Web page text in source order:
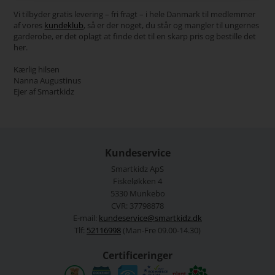
Vi tilbyder gratis levering – fri fragt – i hele Danmark til medlemmer
af vores kundeklub, så er der noget, du står og mangler til ungernes
garderobe, er det oplagt at finde det til en skarp pris og bestille det
her.
Kærlig hilsen
Nanna Augustinus
Ejer af Smartkidz
Kundeservice
Smartkidz ApS
Fiskeløkken 4
5330 Munkebo
CVR: 37798878
E-mail: kundeservice@smartkidz.dk
Tlf: 52116998 (Man-Fre 09.00-14.30)
Certificeringer